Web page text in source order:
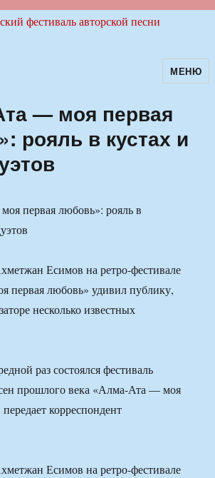
фестиваль авторскойМЕНЮ
— моя первая
рояль в кустах и
Есимов на ретро-фестивале
первая любовь» удивил публику,
несколько известных
раз состоялся фестиваль
прошлого века «Алма-Ата — моя
корреспондент
Есимов на ретро-фестивале